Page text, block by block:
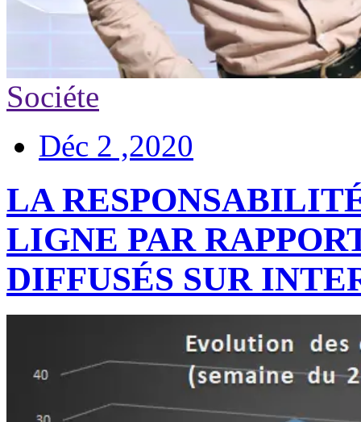
Sociéte
Déc 2 ,2020
LA
LIGNE PAR
DIFFUSÉS SUR